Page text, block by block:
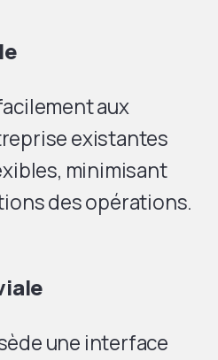
aux
existantes
minimisant
des opérations.
une interface